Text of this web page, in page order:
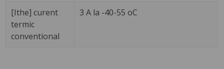
[Ithe] curent
termic
conventional
3 A la -40-55 oC